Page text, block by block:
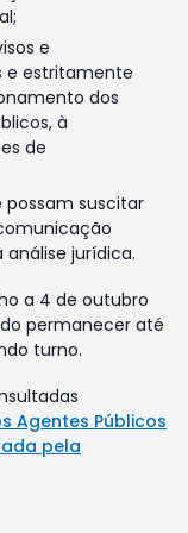
e
e estritamente
dos
à
de
possam suscitar
jurídica.
a 4 de outubro
permanecer até
turno.
Agentes Públicos
pela